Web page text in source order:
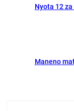
Nyota 12
Maneno